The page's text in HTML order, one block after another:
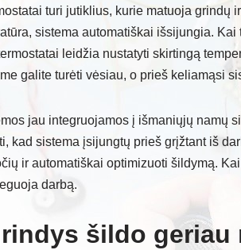
turi jutiklius, kurie matuoja grindų
sistema automatiškai išsijungia.
leidžia nustatyti skirtingą
galite turėti vėsiau, o prieš keliamąsi
jau integruojamos į išmaniųjų namų
kad sistema įsijungtų prieš grįžtant iš
ir automatiškai optimizuoti šildymą.
darbą.
šildo geriau